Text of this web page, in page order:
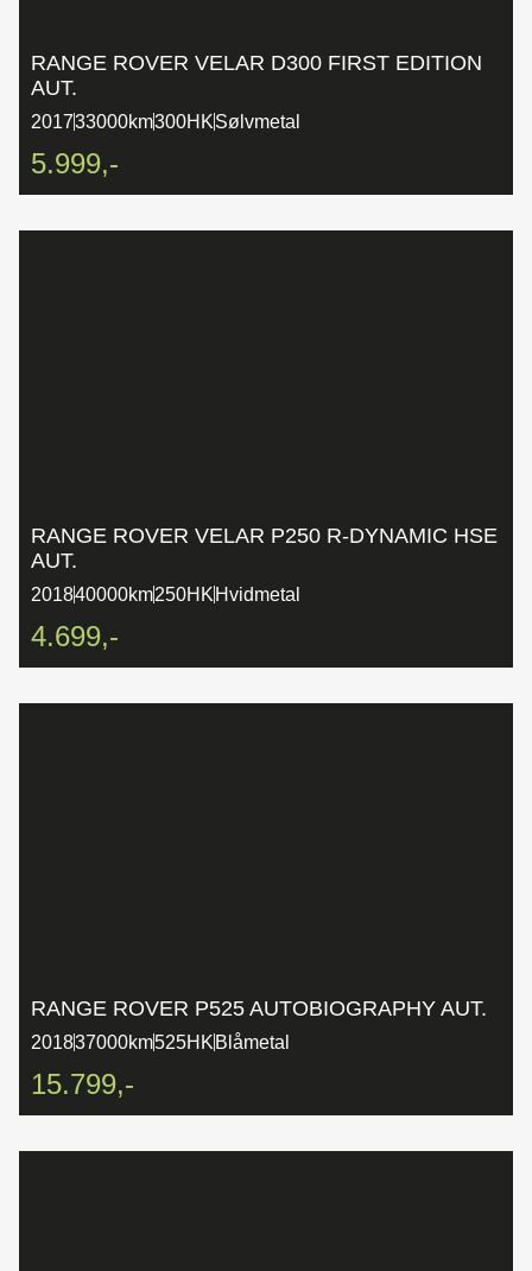
RANGE ROVER VELAR D300 FIRST EDITION
AUT.
201733000km300HKSølvmetal
5.999,-
RANGE ROVER VELAR P250 R-DYNAMIC HSE
AUT.
201840000km250HK Hvidmetal
4.699,-
RANGE ROVER P525 AUTOBIOGRAPHY AUT.
201837000km525HK Blåmetal
15.799,-